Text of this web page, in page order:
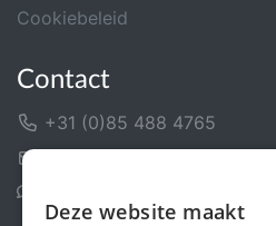
Cookiebeleid
Contact
+31 (0)85 488 4765
Deze website maakt